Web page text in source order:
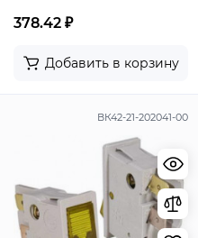
378.42 ₽
Добавить в корзину
ВК42-21-202041-00